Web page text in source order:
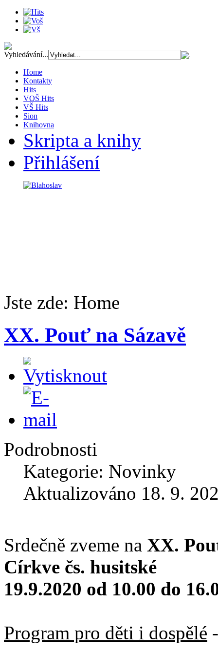
Vyhledávání...
Home
Kontakty
Hits
VOŠ Hits
VŠ Hits
Sion
Knihovna
Skripta a knihy
Přihlášení
Jste zde: Home
XX. Pouť na Sázavě
Podrobnosti
Kategorie: Novinky
Aktualizováno 18. 9.
Srdečně zveme na XX.
Církve čs. husitské
19.9.2020 od 10.00 do
Program pro děti i dospělé